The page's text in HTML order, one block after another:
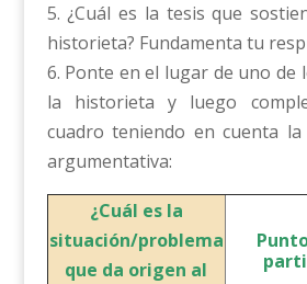
5. ¿Cuál es la tesis que
historieta? Fundamenta tu
6. Ponte en el lugar de uno de
la historieta y luego
cuadro teniendo en cuenta
argumentativa:
¿Cuál es la
situación/problema
que da origen al